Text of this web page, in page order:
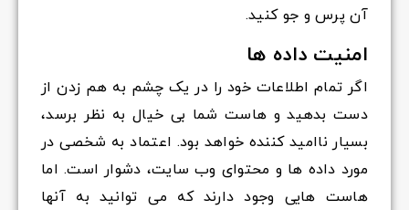
آن پرس و جو کنید.
امنیت داده ها
اگر تمام اطلاعات خود را در یک چشم به هم زدن از
دست بدهید و هاست شما بی خیال به نظر برسد،
بسیار ناامید کننده خواهد بود. اعتماد به شخصی در
مورد داده ها و محتوای وب سایت، دشوار است. اما
هاست هایی وجود دارند که می توانید به آنها